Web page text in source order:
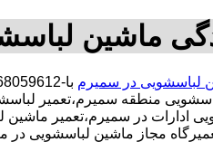
ماشین
لباسشویی در سمیرم
منطقه سمیرم،تعمیر
در سمیرم،تعمیر ماشین
مجاز ماشین لباسشویی در